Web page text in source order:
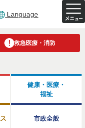
Language
救急医療・消防
健康・医療・
福祉
市政全般